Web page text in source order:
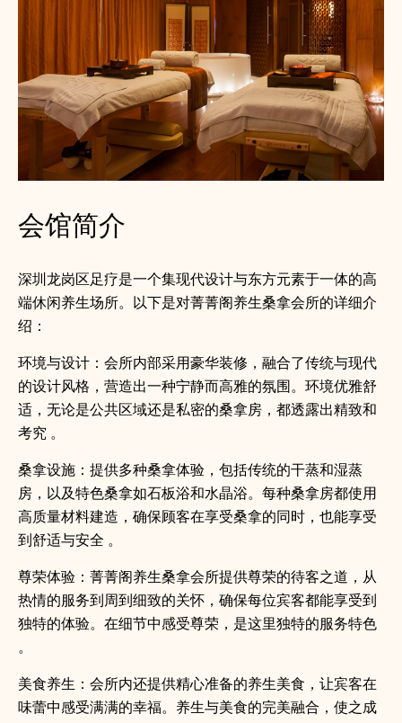
会馆简介
深圳龙岗区足疗是一个集现代设计与东方元素于一体的高
端休闲养生场所。以下是对菁菁阁养生桑拿会所的详细介
绍：
环境与设计：会所内部采用豪华装修，融合了传统与现代
的设计风格，营造出一种宁静而高雅的氛围。环境优雅舒
适，无论是公共区域还是私密的桑拿房，都透露出精致和
考究 。
桑拿设施：提供多种桑拿体验，包括传统的干蒸和湿蒸
房，以及特色桑拿如石板浴和水晶浴。每种桑拿房都使用
高质量材料建造，确保顾客在享受桑拿的同时，也能享受
到舒适与安全 。
尊荣体验：菁菁阁养生桑拿会所提供尊荣的待客之道，从
热情的服务到周到细致的关怀，确保每位宾客都能享受到
独特的体验。在细节中感受尊荣，是这里独特的服务特色
。
美食养生：会所内还提供精心准备的养生美食，让宾客在
味蕾中感受满满的幸福。养生与美食的完美融合，使之成